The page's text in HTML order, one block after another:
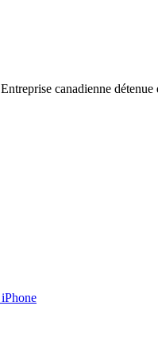
Entreprise canadienne
iPhone